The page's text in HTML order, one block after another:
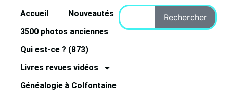
Accueil
Nouveautés
3500 photos anciennes
Qui est-ce ? (873)
Livres revues vidéos
Généalogie à Colfontaine
Rechercher